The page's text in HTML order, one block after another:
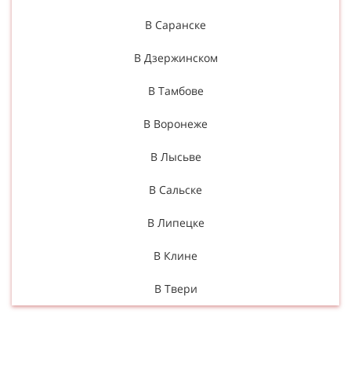
В Саранске
В Дзержинском
В Тамбове
В Воронеже
В Лысьве
В Сальске
В Липецке
В Клине
В Твери